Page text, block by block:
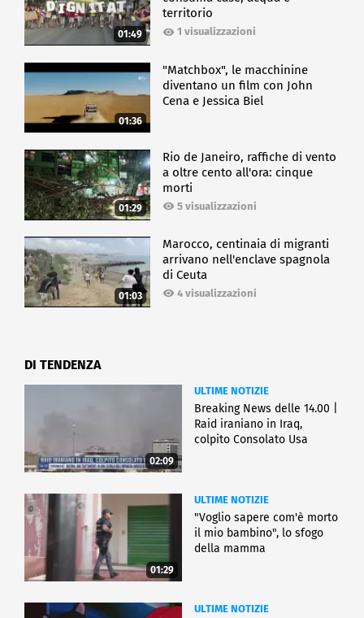
01:49
territorio
1 visualizzazioni
01:36
"Matchbox", le macchinine
diventano un film con John
Cena e Jessica Biel
01:29
Rio de Janeiro, raffiche di vento
a oltre cento all'ora: cinque
morti
5 visualizzazioni
01:03
Marocco, centinaia di migranti
arrivano nell'enclave spagnola
di Ceuta
4 visualizzazioni
DI TENDENZA
02:09
ULTIME NOTIZIE
Breaking News delle 14.00 |
Raid iraniano in Iraq,
colpito Consolato Usa
01:29
ULTIME NOTIZIE
"Voglio sapere com'è morto
il mio bambino", lo sfogo
della mamma
ULTIME NOTIZIE